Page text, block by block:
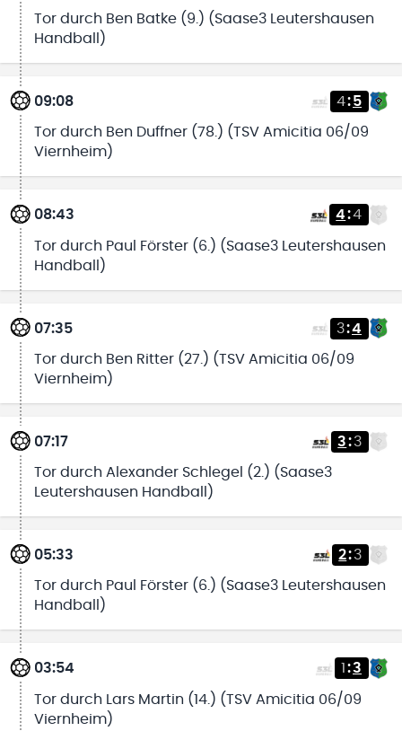
Tor durch Ben Batke (9.) (Saase3 Leutershausen
Handball)
09:08 4:5
Tor durch Ben Duffner (78.) (TSV Amicitia 06/09
Viernheim)
08:43 4:4
Tor durch Paul Förster (6.) (Saase3 Leutershausen
Handball)
07:35 3:4
Tor durch Ben Ritter (27.) (TSV Amicitia 06/09
Viernheim)
07:17 3:3
Tor durch Alexander Schlegel (2.) (Saase3
Leutershausen Handball)
05:33 2:3
Tor durch Paul Förster (6.) (Saase3 Leutershausen
Handball)
03:54 1 :3
Tor durch Lars Martin (14.) (TSV Amicitia 06/09
Viernheim)